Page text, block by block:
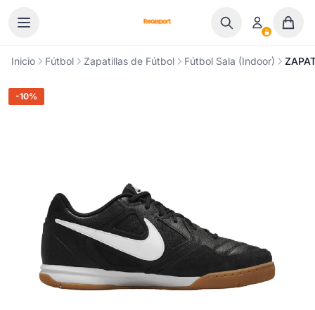
Inicio Fútbol Zapatillas de Fútbol Fútbol Sala (Indoor)
-10%